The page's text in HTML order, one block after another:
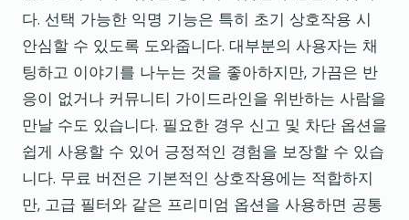
다. 선택 가능한 익명 기능은 특히 초기 상호작용 시
안심할 수 있도록 도와줍니다. 대부분의 사용자는 채
팅하고 이야기를 나누는 것을 좋아하지만, 가끔은 반
응이 없거나 커뮤니티 가이드라인을 위반하는 사람을
만날 수도 있습니다. 필요한 경우 신고 및 차단 옵션을
쉽게 사용할 수 있어 긍정적인 경험을 보장할 수 있습
니다. 무료 버전은 기본적인 상호작용에는 적합하지
만, 고급 필터와 같은 프리미엄 옵션을 사용하면 공통